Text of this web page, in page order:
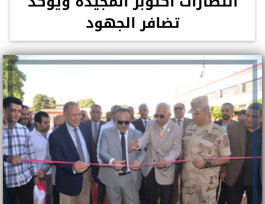
تضافر الجهود